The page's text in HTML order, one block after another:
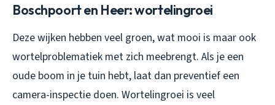
Boschpoort en Heer: wortelingroei
Deze wijken hebben veel groen, wat mooi is maar ook
wortelproblematiek met zich meebrengt. Als je een
oude boom in je tuin hebt, laat dan preventief een
camera-inspectie doen. Wortelingroei is veel